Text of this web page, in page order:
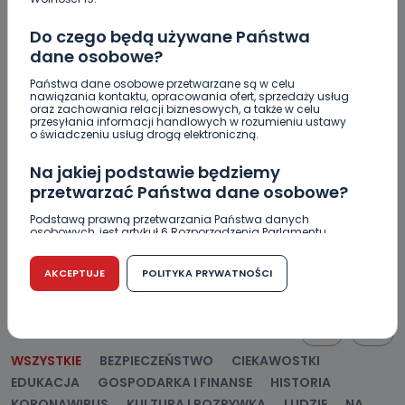
Do czego będą używane Państwa
dane osobowe?
Państwa dane osobowe przetwarzane są w celu
nawiązania kontaktu, opracowania ofert, sprzedaży usług
oraz zachowania relacji biznesowych, a także w celu
przesyłania informacji handlowych w rozumieniu ustawy
o świadczeniu usług drogą elektroniczną.
Na jakiej podstawie będziemy
przetwarzać Państwa dane osobowe?
Podstawą prawną przetwarzania Państwa danych
osobowych, jest artykuł 6 Rozporządzenia Parlamentu
r. w sprawie ochrony osób fizycznych w związku z
przetwarzaniem danych osobowych w sprawie
swobodnego przepływu takich danych oraz uchylenia
dyrektywy 95/46/WE (RODO).
Czy jest możliwość cofnięcia zgody?
Podanie danych osobowych jest dobrowolne, nie jest
warunku zawarcia umowy. Cofnięcie zgody jest możliwe
na każdym etapie i nie jest to związane z żadnymi
AKCEPTUJE POLITYKA PRYWATNOŚCI
REGION SPORT
Szczepaniak z optymizmem na nowy sezon
Archiwum wlkp24.info
WSZYSTKIE BEZPIECZEŃSTWO
CIEKAWOSTKI
EDUKACJA
GOSPODARKA I FINANSE
HISTORIA